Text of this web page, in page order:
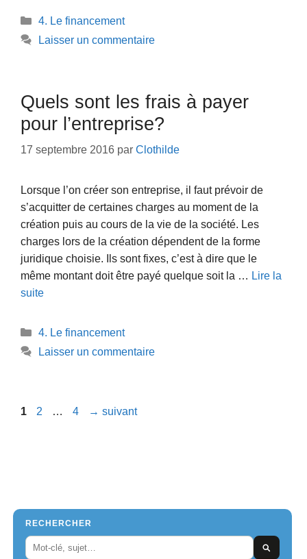
Catégories
4. Le financement
Laisser un commentaire
Quels sont les frais à payer
pour l’entreprise?
17 septembre 2016 par Clothilde
Lorsque l’on créer son entreprise, il faut prévoir de
s’acquitter de certaines charges au moment de la
création puis au cours de la vie de la société. Les
charges lors de la création dépendent de la forme
juridique choisie. Ils sont fixes, c’est à dire que le
même montant doit être payé quelque soit la … Lire la
suite
Catégories
4. Le financement
Laisser un commentaire
Page
1 Page
2 … Page
4 → suivant
RECHERCHER